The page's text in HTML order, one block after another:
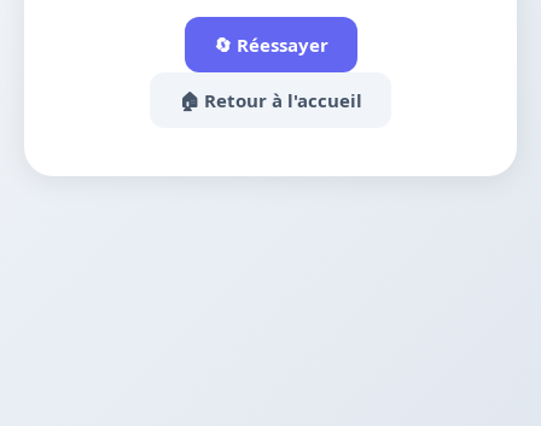
🔄 Réessayer
🏠 Retour à l'accueil